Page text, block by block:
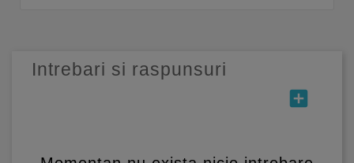
Intrebari si raspunsuri
add_box